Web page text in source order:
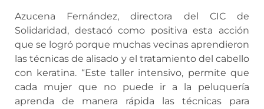
Azucena Fernández, directora del CIC de
Solidaridad, destacó como positiva esta acción
que se logró porque muchas vecinas aprendieron
las técnicas de alisado y el tratamiento del cabello
con keratina. “Este taller intensivo, permite que
cada mujer que no puede ir a la peluquería
aprenda de manera rápida las técnicas para